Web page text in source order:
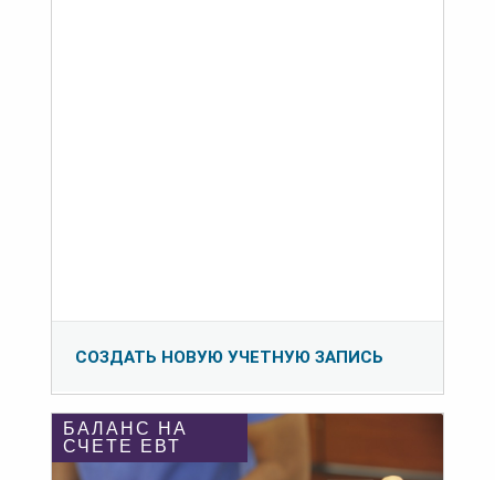
СОЗДАТЬ НОВУЮ УЧЕТНУЮ ЗАПИСЬ
БАЛАНС НА
СЧЕТЕ ЕВТ